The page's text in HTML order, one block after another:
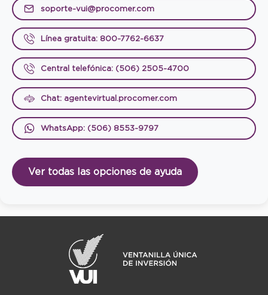
soporte-vui@procomer.com
Línea gratuita: 800-7762-6637
Central telefónica: (506) 2505-4700
Chat: agentevirtual.procomer.com
WhatsApp: (506) 8553-9797
Ver todas las opciones de ayuda